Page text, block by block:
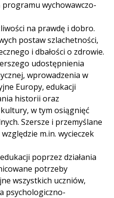
wychowawczo-
na prawdę i dobro.
postaw szlachetności,
i dbałości o zdrowie.
udostępnienia
wprowadzenia w
Europy, edukacji
historii oraz
w tym osiągnięć
Szersze i przemyślane
m.in. wycieczek
poprzez działania
potrzeby
wszystkich uczniów,
psychologiczno-